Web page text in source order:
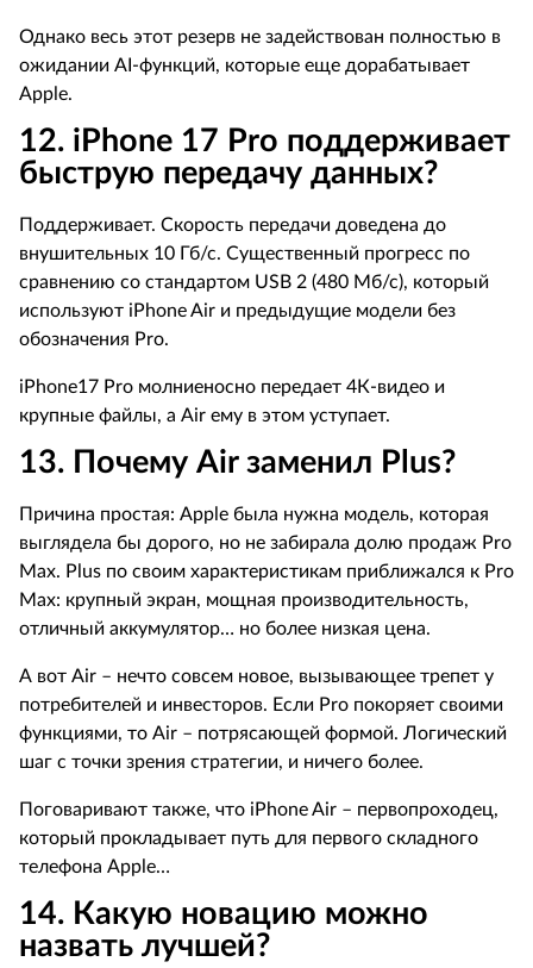
Однако весь этот резерв не задействован полностью в
ожидании AI -функций, которые еще дорабатывает
Apple.
12. iPhone 17 Pro поддерживает
быструю передачу данных?
Поддерживает. Скорость передачи доведена до
внушительных 10 Гб/с. Существенный прогресс по
сравнению со стандартом USB 2 (480 Мб/с), который
используют iPhoneAir и предыдущие модели без
обозначения Pro.
iPhone17 Pro молниеносно передает 4К-видео и
крупные файлы, а Air ему в этом уступает.
13. Почему Air заменил Plus?
Причина простая: Apple была нужна модель, которая
выглядела бы дорого, но не забирала долю продаж Pro
Max. Plus по своим характеристикам приближался к Pro
Max: крупный экран, мощная производительность,
отличный аккумулятор… но более низкая цена.
А вот Air – нечто совсем новое, вызывающее трепет у
потребителей и инвесторов. Если Pro покоряет своими
функциями, то Air – потрясающей формой. Логический
шаг с точки зрения стратегии, и ничего более.
Поговаривают также, что iPhoneAir – первопроходец,
который прокладывает путь для первого складного
телефона Apple…
14. Какую новацию можно
назвать лучшей?